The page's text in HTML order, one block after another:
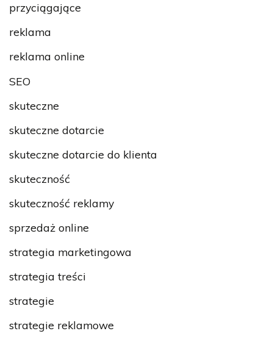
przyciągające
reklama
reklama online
SEO
skuteczne
skuteczne dotarcie
skuteczne dotarcie do klienta
skuteczność
skuteczność reklamy
sprzedaż online
strategia marketingowa
strategia treści
strategie
strategie reklamowe